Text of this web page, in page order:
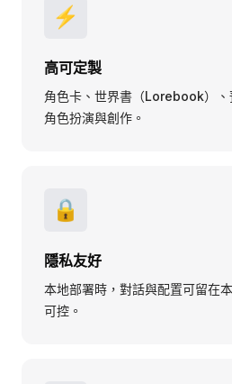
⚡
高可定製
角色卡、世界書（Lorebook）
角色扮演與創作。
🔒
隱私友好
本地部署時，對話與配置可留在
可控。